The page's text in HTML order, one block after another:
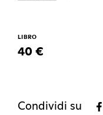
LIBRO
40 €
Condividi su